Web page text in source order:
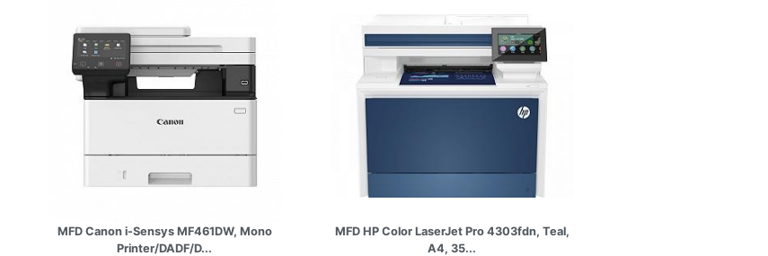
MFD Canon i-Sensys MF461DW, Mono
Printer/DADF/D...
MFD HP Color LaserJet Pro 4303fdn, Teal,
A4, 35...